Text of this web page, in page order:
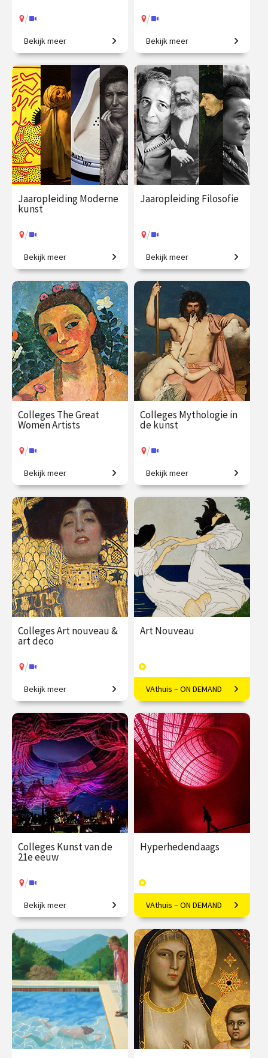
/
Beeldbetekenis in de kunst.
€ 345.00
vanaf 22
sep.
/ Op locatie of online
Bekijk meer
/
Het colloquium
kunstgeschiedenis, in één
jaar. Een uitgebreid
chronologisch overzicht.
€ 1225.00
vanaf 23
sep.
/ Op locatie of online
Bekijk meer
Jaaropleiding Moderne
kunst
/
Is dit kunst? Zo ja, waarom?
€ 1059.00
vanaf 5
okt.
/ Op locatie of online
Bekijk meer
Jaaropleiding Filosofie
/
In één jaar de wereld beter
begrijpen!
€ 1090.00
vanaf 22
sep.
/ Op locatie of online
Bekijk meer
Colleges The Great
Women Artists
/
Vrouwen in de
kunstgeschiedenis, van
Judith Leyster tot Nan
Goldin.
€ 345.00
vanaf 21
sep.
/ Op locatie of online
Bekijk meer
Colleges Mythologie in
de kunst
/
Griekse en Romeinse goden
bewijzen hun
onsterfelijkheid.
€ 345.00
vanaf 22
sep.
/ Op locatie of online
Bekijk meer
Colleges Art nouveau &
art deco
/
Restyling van de wereld.
€ 345.00
vanaf 22
sep.
/ Op locatie of online
Bekijk meer
Art Nouveau
Vloeiende vernieuwing in
Europa
€ 169.00
40
afleveringen
Speeltijd 10 uur
VAthuis
VAthuis – ON DEMAND
Colleges Kunst van de
21e eeuw
/
Van penseelstreek tot pixel
€ 345.00
vanaf 25
jan.
/ Op locatie of online
Bekijk meer
Hyperhedendaags
Kunst in de eenentwintigste
eeuw
€ 169.00
40
afleveringen
Speeltijd 12 uur
VAthuis
VAthuis – ON DEMAND